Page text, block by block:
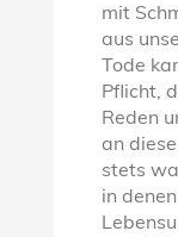
mit
aus
Tode
Pflicht,
Reden
an
stets
in